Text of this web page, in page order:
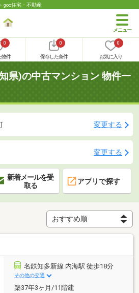
goo住宅・不動産
0
物件
0
保存した条件
0
お気に入り
県)の中古マンション 物件一
変更する
変更する
新着メールを受
取る
アプリで探す
名鉄知多新線 内海駅 徒歩18分
その他の交通
築37年3ヶ月/11階建